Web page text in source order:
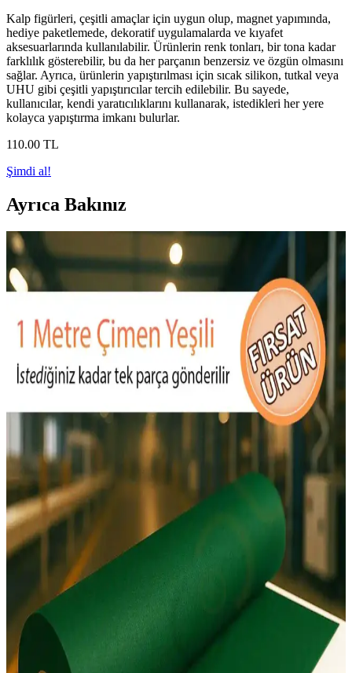
Kalp figürleri, çeşitli amaçlar için uygun olup, magnet yapımında,
hediye paketlemede, dekoratif uygulamalarda ve kıyafet
aksesuarlarında kullanılabilir. Ürünlerin renk tonları, bir tona kadar
farklılık gösterebilir, bu da her parçanın benzersiz ve özgün olmasını
sağlar. Ayrıca, ürünlerin yapıştırılması için sıcak silikon, tutkal veya
UHU gibi çeşitli yapıştırıcılar tercih edilebilir. Bu sayede,
kullanıcılar, kendi yaratıcılıklarını kullanarak, istedikleri her yere
kolayca yapıştırma imkanı bulurlar.
110.00 TL
Şimdi al!
Ayrıca Bakınız
Keçe ile El Yapımı Bebek Kitabı Sayfası Tasarımı ve
Üretim Teknikleri
Keçe malzemesiyle el yapımı bebek kitabı sayfaları tasarımında
malzeme seçimi, kesim, dikiş teknikleri ve dayanıklılık artırma
yöntemleri detaylı şekilde ele alınmaktadır.
El Dikişi Keçe Cüzdanlar: Malzeme Seçimi, Ölçüler
ve Dikiş Teknikleri
El dikişi keçe cüzdanlar, doğru malzeme seçimi ve battaniye dikişi
ile dayanıklı ve estetik ürünler ortaya çıkarır. Ölçüler ve malzeme
temini projede önemli rol oynar.
Genel Markalar Keçe 20x30 cm 10'lu Paket El İşi ve
Süsleme Malzemeleri
Türkiye menşeli, 20x30 cm ölçülerinde 10'lu keçe paketi, el işi ve
süsleme projeleri için ideal, hafif ve esnek yapısıyla çok yönlü
kullanım sağlar, yüksek müşteri memnuniyeti ile tercih edilir.
Le Mabelle Çok Renkli Its My Birthday Kız Çocuk
Taç: Renkli ve Eğlenceli Doğum Günü Aksesuarı
Le Mabelle'nin renkli keçe taçı, çocukların doğum günü
kutlamalarını daha eğlenceli ve özel kılar. Hafif ve dayanıklı
tasarımıyla rahat kullanım sağlar, fotoğraf çekimlerine de uygun bir
aksesuar.